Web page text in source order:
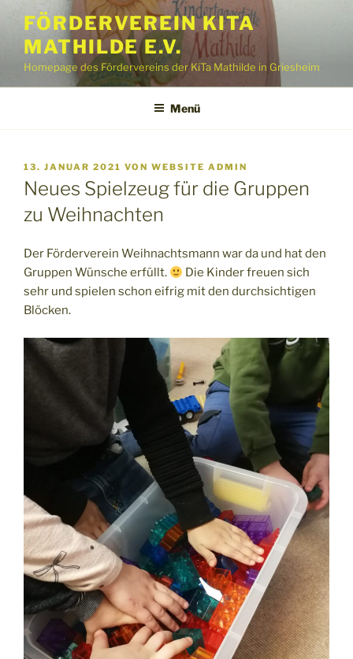
Inhalt
springen
FÖRDERVEREIN KITA
MATHILDE E.V.
Homepage des Fördervereins der KiTa Mathilde in Griesheim
Menü
VERÖFFENTLICHT
AM
13. JANUAR 2021 VON WEBSITE ADMIN
Neues Spielzeug für die Gruppen
zu Weihnachten
Der Förderverein Weihnachtsmann war da und hat den
Gruppen Wünsche erfüllt.
Die Kinder freuen sich
sehr und spielen schon eifrig mit den durchsichtigen
Blöcken.